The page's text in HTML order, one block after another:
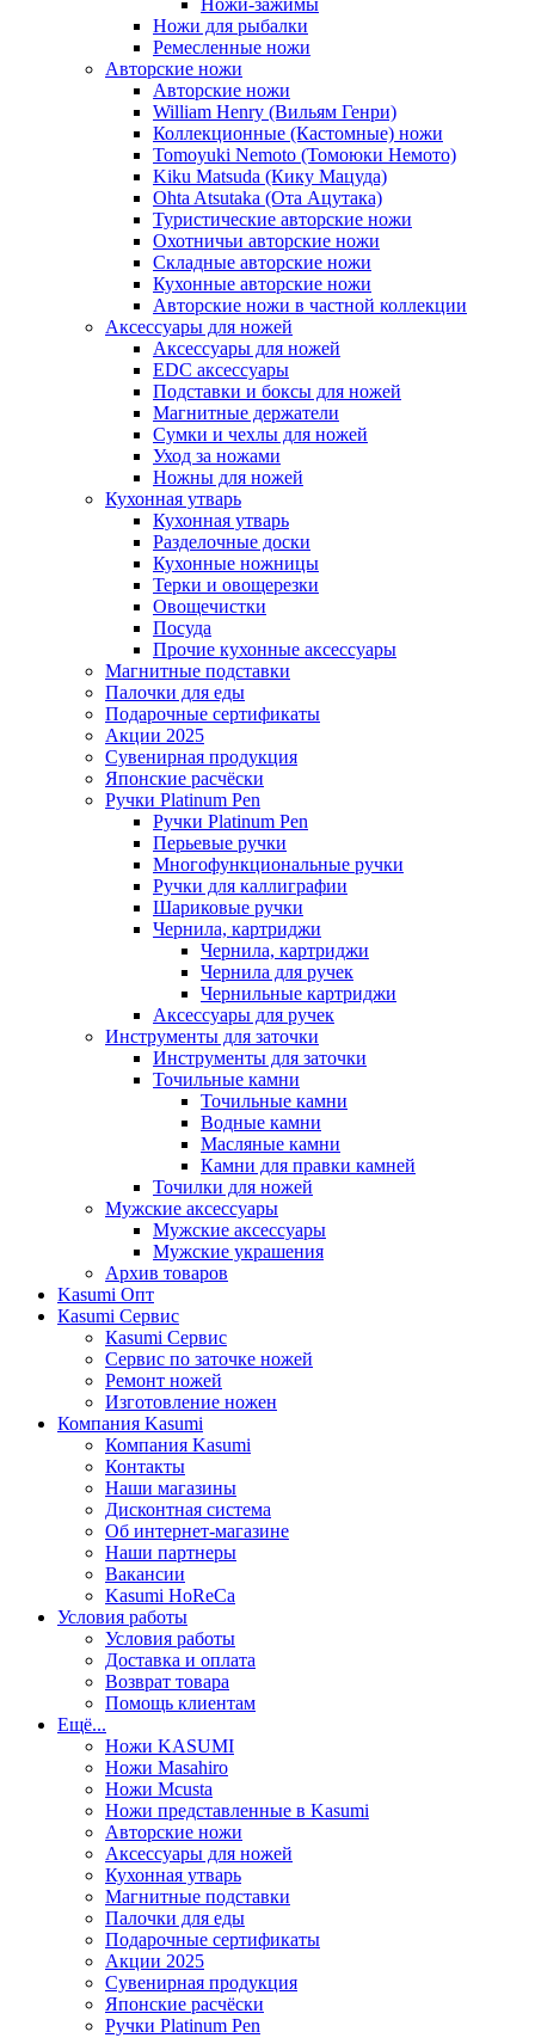
Ножи для рыбалки
Ремесленные ножи
Авторские ножи
Авторские ножи
William Henry (Вильям Генри)
Коллекционные (Кастомные) ножи
Tomoyuki Nemoto (Томоюки Немото)
Kiku Matsuda (Кику Мацуда)
Ohta Atsutaka (Ота Ацутака)
Туристические авторские ножи
Охотничьи авторские ножи
Складные авторские ножи
Кухонные авторские ножи
Авторские ножи в частной коллекции
Аксессуары для ножей
Аксессуары для ножей
EDC аксессуары
Подставки и боксы для ножей
Магнитные держатели
Сумки и чехлы для ножей
Уход за ножами
Ножны для ножей
Кухонная утварь
Кухонная утварь
Разделочные доски
Кухонные ножницы
Терки и овощерезки
Овощечистки
Посуда
Прочие кухонные аксессуары
Магнитные подставки
Палочки для еды
Подарочные сертификаты
Акции 2025
Сувенирная продукция
Японские расчёски
Ручки Platinum Pen
Ручки Platinum Pen
Перьевые ручки
Многофункциональные ручки
Ручки для каллиграфии
Шариковые ручки
Чернила, картриджи
Чернила, картриджи
Чернила для ручек
Чернильные картриджи
Аксессуары для ручек
Инструменты для заточки
Инструменты для заточки
Точильные камни
Точильные камни
Водные камни
Масляные камни
Камни для правки камней
Точилки для ножей
Мужские аксессуары
Мужские аксессуары
Мужские украшения
Архив товаров
Kasumi Опт
Кasumi Сервис
Кasumi Сервис
Сервис по заточке ножей
Ремонт ножей
Изготовление ножен
Компания Kasumi
Компания Kasumi
Контакты
Наши магазины
Дисконтная система
Об интернет-магазине
Наши партнеры
Вакансии
Kasumi HoReCa
Условия работы
Условия работы
Доставка и оплата
Возврат товара
Помощь клиентам
Ещё...
Ножи KASUMI
Ножи Masahiro
Ножи Mcusta
Ножи представленные в Kasumi
Авторские ножи
Аксессуары для ножей
Кухонная утварь
Магнитные подставки
Палочки для еды
Подарочные сертификаты
Акции 2025
Сувенирная продукция
Японские расчёски
Ручки Platinum Pen